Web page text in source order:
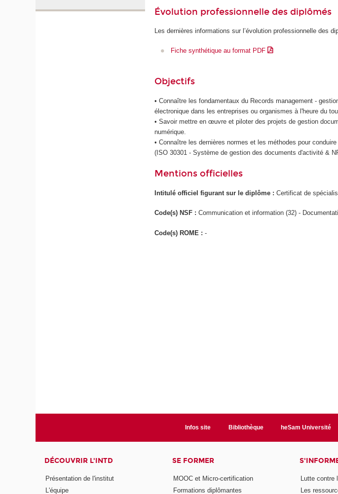
Évolution professionnelle des diplômés
Les dernières informations sur l’évolution professionnelle des
Fiche synthétique au format PDF
Objectifs
• Connaître les fondamentaux du Records management -
électronique dans les entreprises ou organismes à l'heure du
• Savoir mettre en œuvre et piloter des projets de gestion
numérique.
• Connaître les dernières normes et les méthodes pour
(ISO 30301 - Système de gestion des documents d'activité &
Mentions officielles
Intitulé officiel figurant sur le diplôme :Certificat de
Code(s) NSF :Communication et information (32) -
Code(s) ROME :-
Infos site Bibliothèque heSam Université
DÉCOUVRIR L'INTD
Présentation de l'institut
L'équipe
SE FORMER
MOOC et Micro-certification
Formations diplômantes
Lutte contre
Les